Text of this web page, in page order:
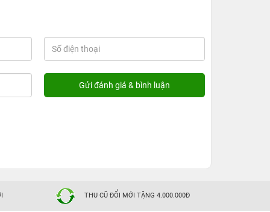
THU CŨ ĐỔI MỚI TẶNG 4.000.000Đ